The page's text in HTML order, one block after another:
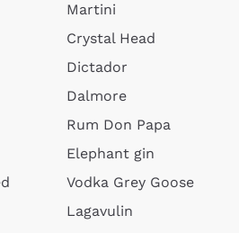
Martini
Crystal Head
Dictador
Dalmore
Rum Don Papa
Elephant gin
Vodka Grey Goose
Lagavulin